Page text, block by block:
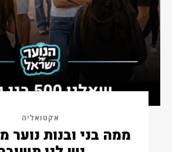
אקטואליה
ממה בני ובנות נוער